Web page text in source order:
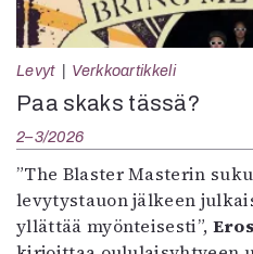
Levyt Verkkoartikkeli
Paa skaks tässä?
2–3/2026
”The Blaster Masterin
levytystauon jälkeen
yllättää myönteisesti”,